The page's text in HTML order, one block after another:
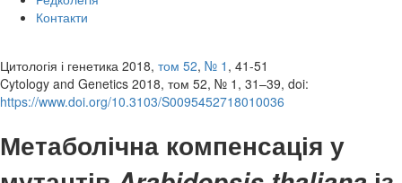
Контакти
Цитологія і генетика 2018, том 52, № 1 , 41-51
Cytology and Genetics 2018, том 52, № 1, 31–39, doi:
https://www.doi.org/10.3103/S0095452718010036
Метаболічна компенсація у